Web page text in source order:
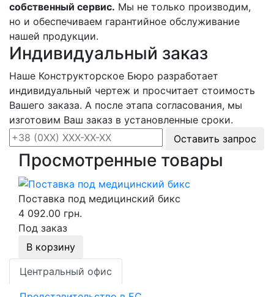
собственный сервис. Мы не только производим,
но и обеспечиваем гарантийное обслуживание
нашей продукции.
Индивидуальный заказ
Наше Конструкторское Бюро разработает
индивидуальный чертеж и просчитает стоимость
Вашего заказа. А после этапа согласования, мы
изготовим Ваш заказ в установленные сроки.
Оставить запрос
Просмотренные товары
Поставка под медицинский бикс
4 092.00 грн.
Под заказ
В корзину
Центральный офис